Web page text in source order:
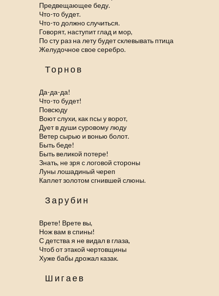
Предвещающее беду.
Что-то будет.
Что-то должно случиться.
Говорят, наступит глад и мор,
По сту раз на лету будет склевывать птица
Желудочное свое серебро.
Торнов
Да-да-да!
Что-то будет!
Повсюду
Воют слухи, как псы у ворот,
Дует в души суровому люду
Ветер сырью и вонью болот.
Быть беде!
Быть великой потере!
Знать, не зря с логовой стороны
Луны лошадиный череп
Каплет золотом сгнившей слюны.
Зарубин
Врете! Врете вы,
Нож вам в спины!
С детства я не видал в глаза,
Чтоб от этакой чертовщины
Хуже бабы дрожал казак.
Шигаев